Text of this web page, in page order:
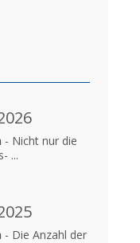
- Nicht nur die
...
- Die Anzahl der